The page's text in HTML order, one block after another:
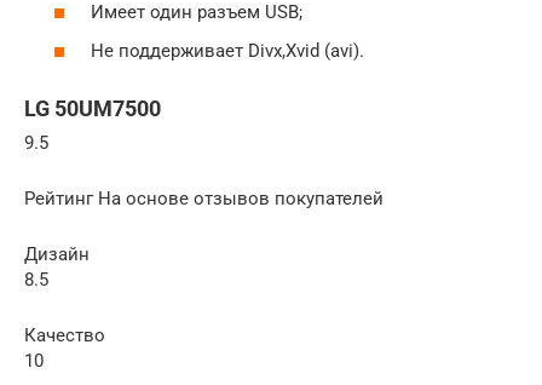
Имеет один разъем USB;
Не поддерживает Divx,Xvid (avi).
LG 50UM7500
9.5
Рейтинг На основе отзывов покупателей
Дизайн
8.5
Качество
10